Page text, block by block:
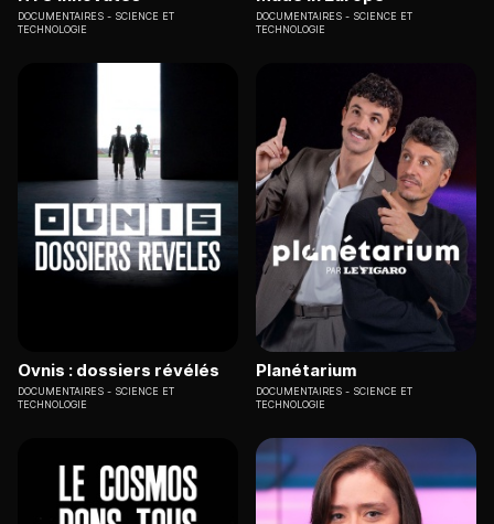
DOCUMENTAIRES
SCIENCE ET
TECHNOLOGIE
DOCUMENTAIRES
SCIENCE ET
TECHNOLOGIE
Ovnis : dossiers révélés
DOCUMENTAIRES
SCIENCE ET
TECHNOLOGIE
Planétarium
DOCUMENTAIRES
SCIENCE ET
TECHNOLOGIE